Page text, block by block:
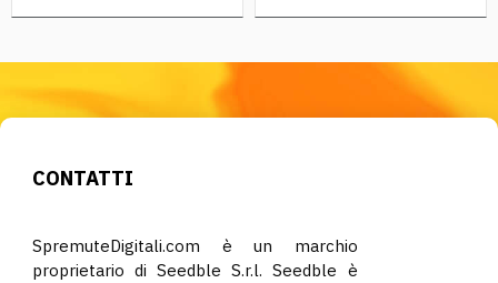
CONTATTI
SpremuteDigitali.com è un marchio
proprietario di Seedble S.r.l. Seedble è